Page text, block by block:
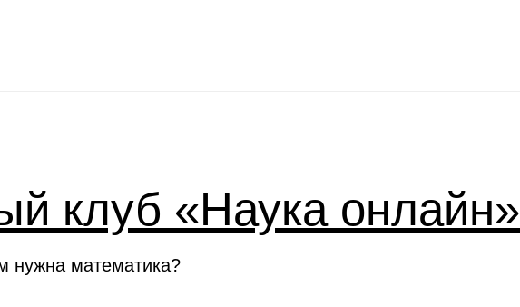
клуб «Наука онлайн»
нужна математика?